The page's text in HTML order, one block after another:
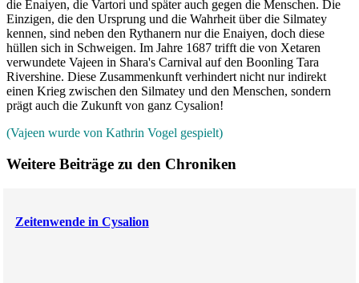
die Enaiyen, die Vartori und später auch gegen die Menschen. Die
Einzigen, die den Ursprung und die Wahrheit über die Silmatey
kennen, sind neben den Rythanern nur die Enaiyen, doch diese
hüllen sich in Schweigen. Im Jahre 1687 trifft die von Xetaren
verwundete Vajeen in Shara's Carnival auf den Boonling Tara
Rivershine. Diese Zusammenkunft verhindert nicht nur indirekt
einen Krieg zwischen den Silmatey und den Menschen, sondern
prägt auch die Zukunft von ganz Cysalion!
(Vajeen wurde von Kathrin Vogel gespielt)
Weitere Beiträge zu den Chroniken
Zeitenwende in Cysalion